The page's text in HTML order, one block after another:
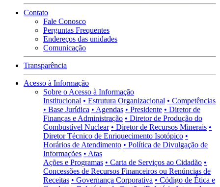
Contato
Fale Conosco
Perguntas Frequentes
Endereços das unidades
Comunicação
Transparência
Acesso à Informação
Sobre o Acesso à Informação
Institucional • Estrutura Organizacional • Competências
• Base Jurídica • Agendas • Presidente • Diretor de
Finanças e Administração • Diretor de Produção do
Combustível Nuclear • Diretor de Recursos Minerais •
Diretor Técnico de Enriquecimento Isotópico •
Horários de Atendimento • Política de Divulgação de
Informações • Atas
Ações e Programas • Carta de Serviços ao Cidadão •
Concessões de Recursos Financeiros ou Renúncias de
Receitas • Governança Corporativa • Código de Ética e